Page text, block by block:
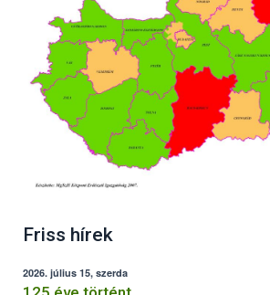
Friss hírek
2026. július 15, szerda